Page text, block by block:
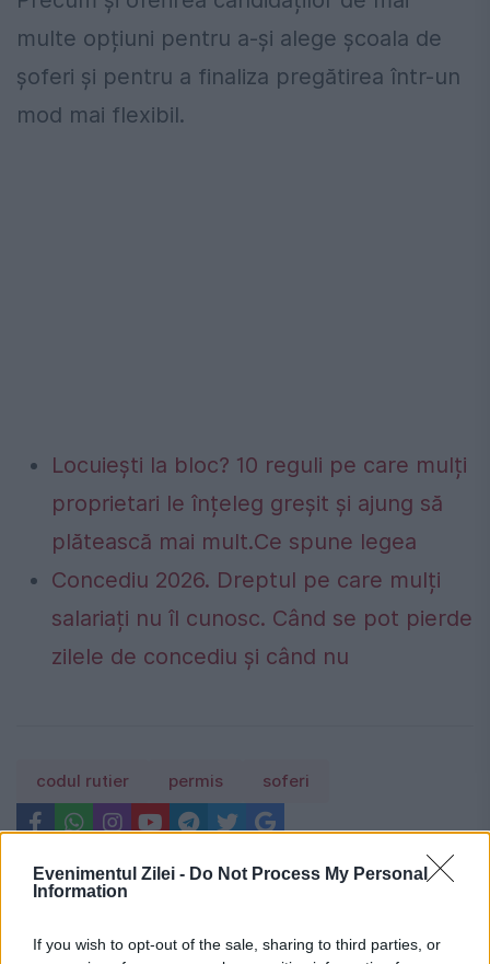
Evenimentul Zilei - Do Not Process My Personal
Information
If you wish to opt-out of the sale, sharing to third parties, or
multe opțiuni pentru a-și alege școala de
șoferi și pentru a finaliza pregătirea într-un
mod mai flexibil.
Locuiești la bloc? 10 reguli pe care mulți
proprietari le înțeleg greșit și ajung să
plătească mai mult.Ce spune legea
Concediu 2026. Dreptul pe care mulți
salariați nu îl cunosc. Când se pot pierde
zilele de concediu și când nu
codul rutier permis soferi